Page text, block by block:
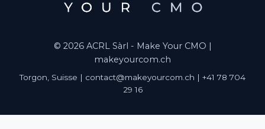
© 2026 ACRL Sàrl - Make Your CMO |
makeyourcom.ch
Torgon, Suisse | contact@makeyourcom.ch | +41 78 704
29 16